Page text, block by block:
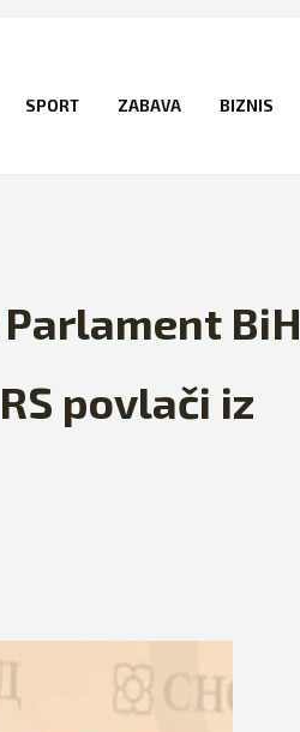
SPORT ZABAVA BIZNIS
BiH
povlači iz